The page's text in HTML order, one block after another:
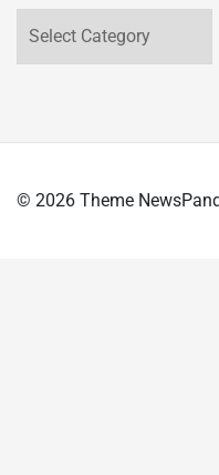
by
© 2026 Theme